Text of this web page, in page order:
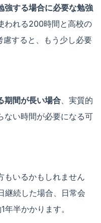
強する場合に必要な勉強
われる200時間と高校の
すると、もう少し必要
期間が長い場合 、実質的
ない時間が必要になる可
もいるかもしれません
継続した場合、日常会
半かかります。